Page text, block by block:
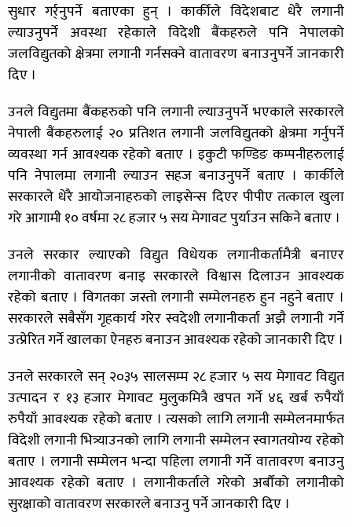
सुधार गर्र्नुपर्ने बताएका हुन् । कार्कीले विदेशबाट धेरै लगानी
ल्याउनुपर्ने अवस्था रहेकाले विदेशी बैंकहरुले पनि नेपालको
जलविद्युतको क्षेत्रमा लगानी गर्नसक्ने वातावरण बनाउनुपर्ने जानकारी
दिए ।
उनले विद्युतमा बैंकहरुको पनि लगानी ल्याउनुपर्ने भएकाले सरकारले
नेपाली बैंकहरुलाई २० प्रतिशत लगानी जलविद्युतको क्षेत्रमा गर्नुपर्ने
व्यवस्था गर्न आवश्यक रहेको बताए । इकुटी फण्डिङ कम्पनीहरुलाई
पनि नेपालमा लगानी ल्याउन सहज बनाउनुपर्ने बताए । कार्कीले
सरकारले धेरै आयोजनाहरुको लाइसेन्स दिएर पीपीए तत्काल खुला
गरे आगामी १० वर्षमा २८ हजार ५ सय मेगावट पुर्याउन सकिने बताए ।
उनले सरकार ल्याएको विद्युत विधेयक लगानीकर्तामैत्री बनाएर
लगानीको वातावरण बनाइ सरकारले विश्वास दिलाउन आवश्यक
रहेको बताए । विगतका जस्तो लगानी सम्मेलनहरु हुन नहुने बताए ।
सरकारले सबैसँग गृहकार्य गरेर स्वदेशी लगानीकर्ता अझै लगानी गर्ने
उत्प्रेरित गर्ने खालका ऐनहरु बनाउन आवश्यक रहेको जानकारी दिए ।
उनले सरकारले सन् २०३५ सालसम्म २८ हजार ५ सय मेगावट विद्युत
उत्पादन र १३ हजार मेगावट मुलुकमित्रै खपत गर्ने ४६ खर्ब रुपैयाँ
रुपैयाँ आवश्यक रहेको बताए । त्यसको लागि लगानी सम्मेलनमार्फत
विदेशी लगानी भित्र्याउनको लागि लगानी सम्मेलन स्वागतयोग्य रहेको
बताए । लगानी सम्मेलन भन्दा पहिला लगानी गर्ने वातावरण बनाउनु
आवश्यक रहेको बताए । लगानीकर्ताले गरेको अर्बौंको लगानीको
सुरक्षाको वातावरण सरकारले बनाउनु पर्ने जानकारी दिए ।